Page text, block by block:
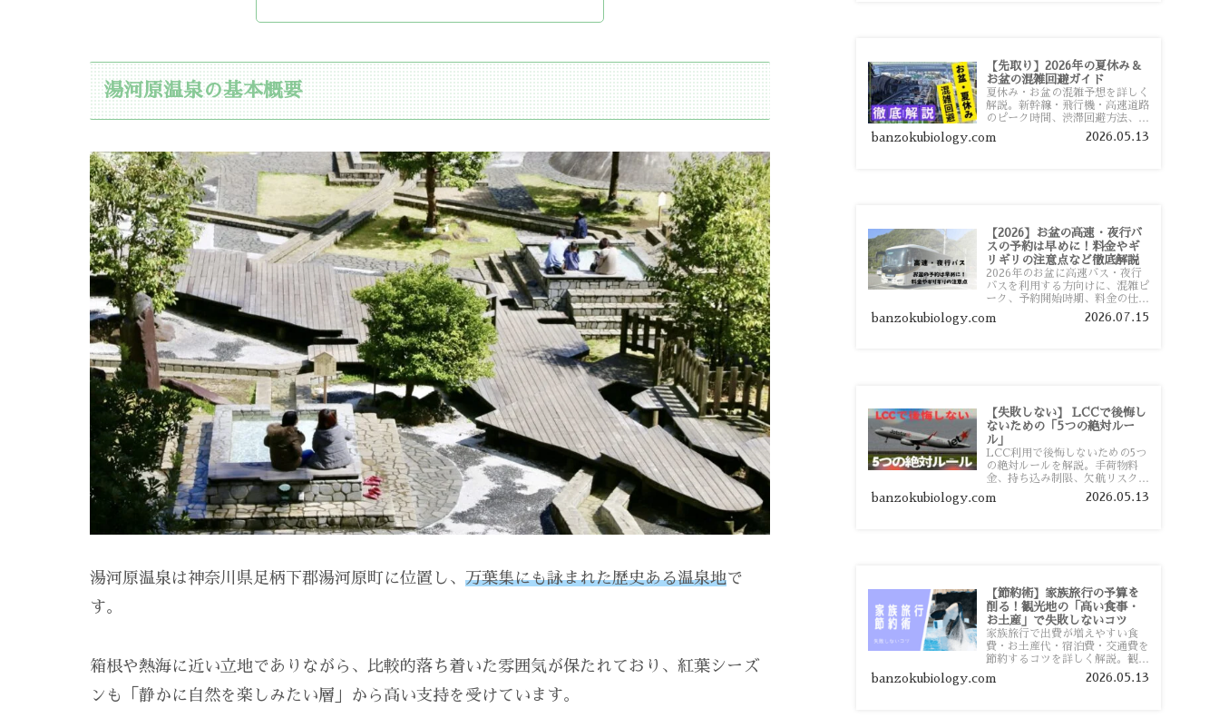
湯河原温泉の基本概要
湯河原温泉は神奈川県足柄下郡湯河原町に位置し、 万葉集にも詠まれた歴史ある温泉地で
す。
箱根や熱海に近い立地でありながら、比較的落ち着いた雰囲気が保たれており、紅葉シーズ
ンも「静かに自然を楽しみたい層」から高い支持を受けています。
【先取り】2026年の夏休み＆
お盆の混雑回避ガイド
夏休み・お盆の混雑予想を詳しく
解説。新幹線・飛行機・高速道路
のピーク時間、渋滞回避方法、混
雑しやすい観光地、交通手段別の
特徴まで旅行者向けに分かりやす
banzokubiology.com 2026.05.13
【2026】お盆の高速・夜行バ
スの予約は早めに！料金やギ
リギリの注意点など徹底解説
2026年のお盆に高速バス・夜行
バスを利用する方向けに、混雑ピ
ーク、予約開始時期、料金の仕組
み、キャンセル待ちのコツ、直前
予約の注意点まで詳しく解説しま
banzokubiology.com 2026.07.15
【失敗しない】 LCCで後悔し
ないための「5つの絶対ルー
ル」
LCC利用で後悔しないための5つ
の絶対ルールを解説。手荷物料
金、持ち込み制限、欠航リスク、
時間厳守など、格安航空会社を利
用する前に知っておきたい注意点
banzokubiology.com 2026.05.13
【節約術】家族旅行の予算を
削る！観光地の「高い食事・
お土産」で失敗しないコツ
家族旅行で出費が増えやすい食
費・お土産代・宿泊費・交通費を
節約するコツを詳しく解説。観光
地価格を避ける方法や、早割・ス
ーパー活用術、予算管理のポイン
banzokubiology.com 2026.05.13